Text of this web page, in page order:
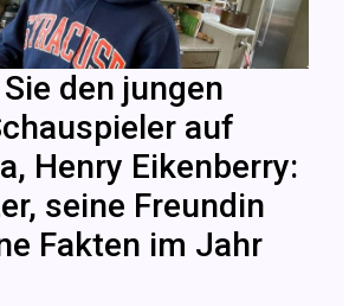
den jungen
auf
Henry Eikenberry:
seine Freundin
Fakten im Jahr